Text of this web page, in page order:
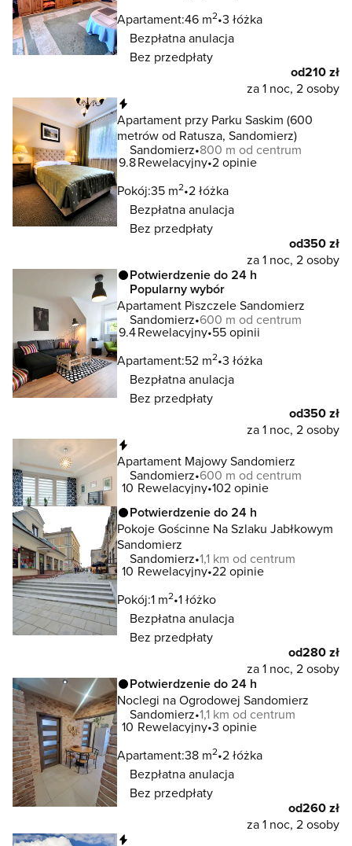
Apartament:46 m2 3 łóżka
Bezpłatna anulacja
Bez przedpłaty
od210 zł
za 1 noc, 2 osoby
Apartament przy Parku Saskim (600
metrów od Ratusza, Sandomierz)
Sandomierz 800 m od centrum
9.8Rewelacyjny 2 opinie
Pokój:35 m2 2 łóżka
Bezpłatna anulacja
Bez przedpłaty
od350 zł
za 1 noc, 2 osoby
Potwierdzenie do 24 h
Popularny wybór
Apartament Piszczele Sandomierz
Sandomierz 600 m od centrum
9.4Rewelacyjny 55 opinii
Apartament:52 m2 3 łóżka
Bezpłatna anulacja
Bez przedpłaty
od350 zł
za 1 noc, 2 osoby
Apartament Majowy Sandomierz
Sandomierz 600 m od centrum
10 Rewelacyjny 102 opinie
Potwierdzenie do 24 h
Pokoje Gościnne Na Szlaku Jabłkowym
Sandomierz
Sandomierz 1,1 km od centrum
10 Rewelacyjny 22 opinie
Pokój:1 m2 1 łóżko
Bezpłatna anulacja
Bez przedpłaty
od280 zł
za 1 noc, 2 osoby
Potwierdzenie do 24 h
Noclegi na Ogrodowej Sandomierz
Sandomierz 1,1 km od centrum
10 Rewelacyjny 3 opinie
Apartament:38 m2 2 łóżka
Bezpłatna anulacja
Bez przedpłaty
od260 zł
za 1 noc, 2 osoby